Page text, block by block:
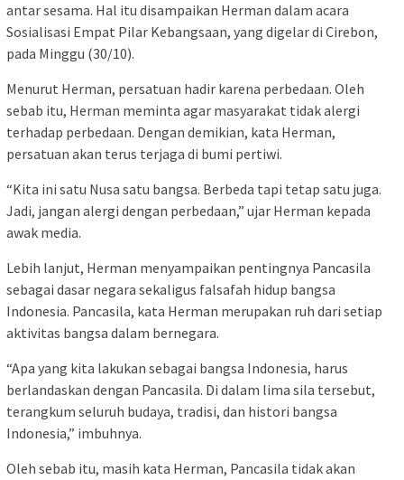
antar sesama. Hal itu disampaikan Herman dalam acara
Sosialisasi Empat Pilar Kebangsaan, yang digelar di Cirebon,
pada Minggu (30/10).
Menurut Herman, persatuan hadir karena perbedaan. Oleh
sebab itu, Herman meminta agar masyarakat tidak alergi
terhadap perbedaan. Dengan demikian, kata Herman,
persatuan akan terus terjaga di bumi pertiwi.
“Kita ini satu Nusa satu bangsa. Berbeda tapi tetap satu juga.
Jadi, jangan alergi dengan perbedaan,” ujar Herman kepada
awak media.
Lebih lanjut, Herman menyampaikan pentingnya Pancasila
sebagai dasar negara sekaligus falsafah hidup bangsa
Indonesia. Pancasila, kata Herman merupakan ruh dari setiap
aktivitas bangsa dalam bernegara.
“Apa yang kita lakukan sebagai bangsa Indonesia, harus
berlandaskan dengan Pancasila. Di dalam lima sila tersebut,
terangkum seluruh budaya, tradisi, dan histori bangsa
Indonesia,” imbuhnya.
Oleh sebab itu, masih kata Herman, Pancasila tidak akan